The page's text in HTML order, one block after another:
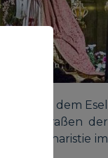
auf dem Esel
Straßen der
die Eucharistie im